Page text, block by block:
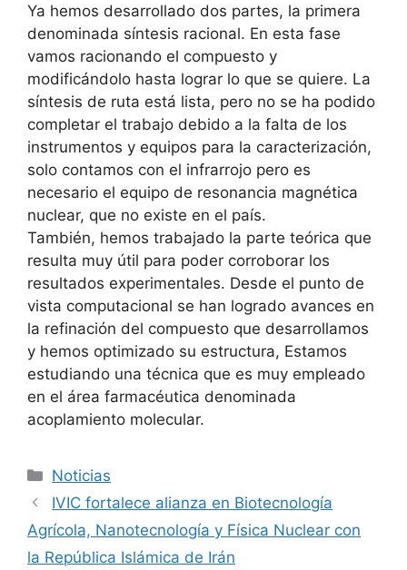
Ya hemos desarrollado dos partes, la primera
denominada síntesis racional. En esta fase
vamos racionando el compuesto y
modificándolo hasta lograr lo que se quiere. La
síntesis de ruta está lista, pero no se ha podido
completar el trabajo debido a la falta de los
instrumentos y equipos para la caracterización,
solo contamos con el infrarrojo pero es
necesario el equipo de resonancia magnética
nuclear, que no existe en el país.
También, hemos trabajado la parte teórica que
resulta muy útil para poder corroborar los
resultados experimentales. Desde el punto de
vista computacional se han logrado avances en
la refinación del compuesto que desarrollamos
y hemos optimizado su estructura, Estamos
estudiando una técnica que es muy empleado
en el área farmacéutica denominada
acoplamiento molecular.
Noticias
IVIC fortalece alianza en Biotecnología
Agrícola, Nanotecnología y Física Nuclear con
la República Islámica de Irán